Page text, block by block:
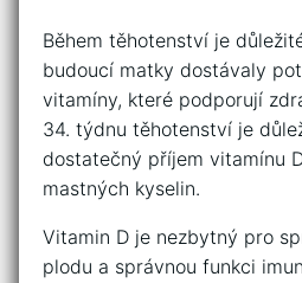
Během těhotenství⁣ je
budoucí matky dostávaly
vitamíny, které ‌podporují
34.⁣ týdnu těhotenství je‍
dostatečný příjem vitamínu
mastných kyselin.
Vitamin D je nezbytný⁢ pro
plodu a správnou‍ funkci⁣